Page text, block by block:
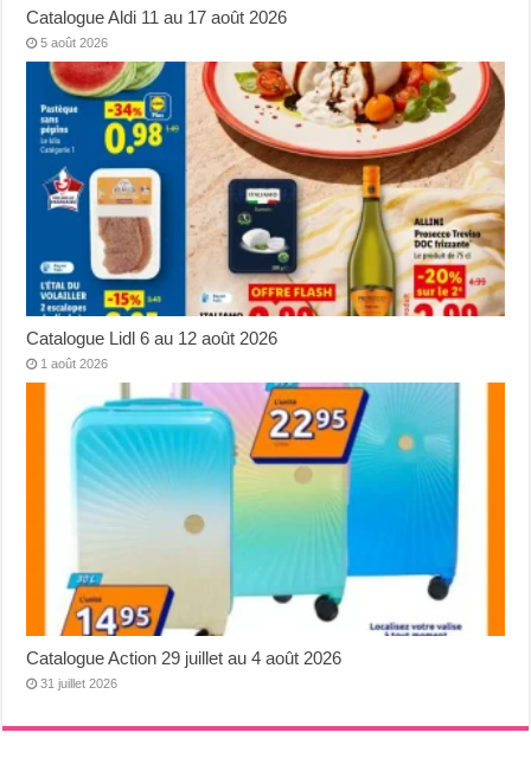
Catalogue Aldi 11 au 17 août 2026
5 août 2026
Catalogue Lidl 6 au 12 août 2026
1 août 2026
Catalogue Action 29 juillet au 4 août 2026
31 juillet 2026